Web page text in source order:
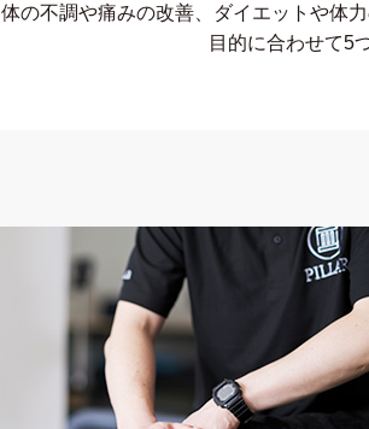
体の不調や痛みの改善、ダイエットや体
⽬的に合わせて5